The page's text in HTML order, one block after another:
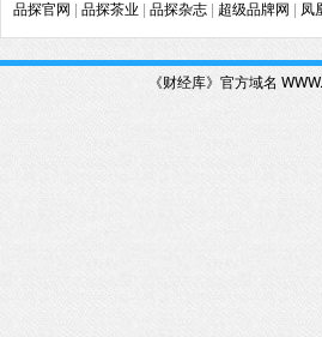
品探官网 品探茶业 品探杂志 超级品牌网 凤
《财经库》官方域名